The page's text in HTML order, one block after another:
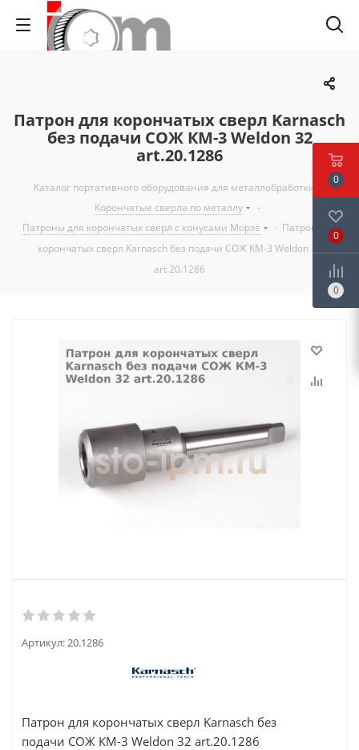
Патрон для корончатых сверл Karnasch
без подачи СОЖ КM-3 Weldon 32
art.20.1286
Каталог портативного оборудования для металлобработки
Корончатые сверла по металлу
-
Патроны для корончатых сверл с конусами Морзе
- Патрон для
корончатых сверл Karnasch без подачи СОЖ КM-3 Weldon 32
art.20.1286
Артикул:20.1286
Патрон для корончатых сверл Karnasch без
подачи СОЖ КM-3 Weldon 32 art.20.1286
0
0
0